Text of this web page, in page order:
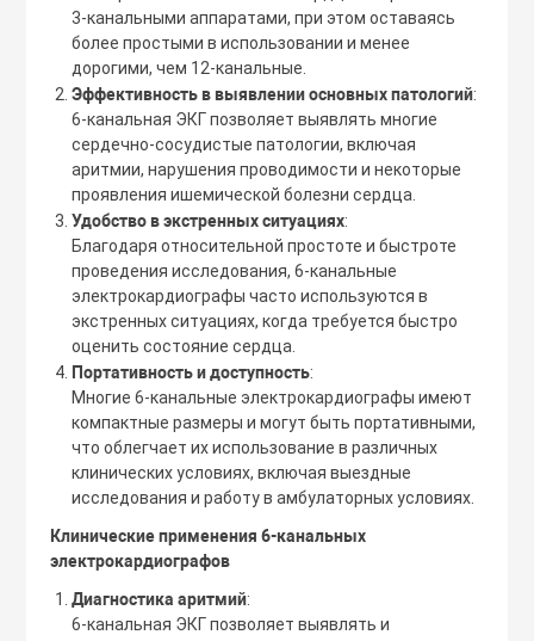
3-канальными аппаратами, при этом оставаясь
более простыми в использовании и менее
дорогими, чем 12-канальные.
Эффективность в выявлении основных патологий:
6-канальная ЭКГ позволяет выявлять многие
сердечно-сосудистые патологии, включая
аритмии, нарушения проводимости и некоторые
проявления ишемической болезни сердца.
Удобство в экстренных ситуациях:
Благодаря относительной простоте и быстроте
проведения исследования, 6-канальные
электрокардиографы часто используются в
экстренных ситуациях, когда требуется быстро
оценить состояние сердца.
Портативность и доступность:
Многие 6-канальные электрокардиографы имеют
компактные размеры и могут быть портативными,
что облегчает их использование в различных
клинических условиях, включая выездные
исследования и работу в амбулаторных условиях.
Клинические применения 6-канальных
электрокардиографов
Диагностика аритмий:
6-канальная ЭКГ позволяет выявлять и